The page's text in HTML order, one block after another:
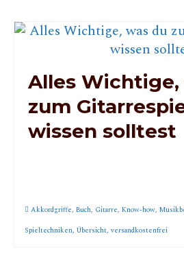
Know-how
Feedback
Über
Alles Wichtige,
zum
wissen solltest
Akkordgriffe, Buch, Gitarre, Know-how,
Spieltechniken, Übersicht, versandkostenfrei